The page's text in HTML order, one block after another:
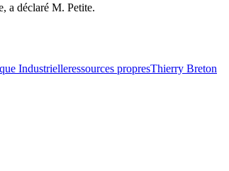
a déclaré M. Petite.
Industrielleressources propresThierry Breton